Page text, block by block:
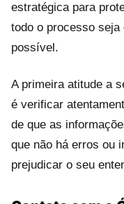
estratégica para
todo o processo seja
possível.
A primeira atitude a
é verificar
de que as
que não há erros ou
prejudicar o seu